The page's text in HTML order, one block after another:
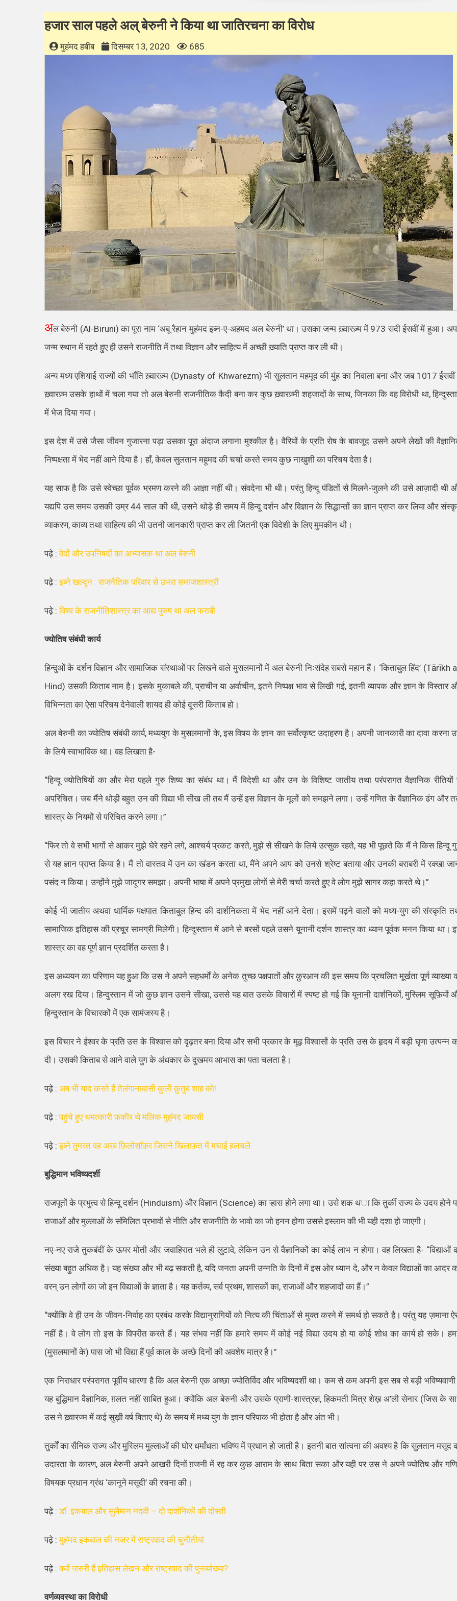
हजार साल पहले अल् बेरुनी ने किया था जातिरचना का विरोध
मुहंमद हबीब दिसम्बर 13, 2020 685
अल बेरुनी (Al-Biruni)का पूरा नाम ‘अबू रैहान मुहंमद इब्न-ए-अहमद अल बेरुनी’ था। उसका जन्म ख़्वारज़्म में 973 सदी ईसवीं में हुआ।
जन्म स्थान में रहते हुए ही उसने राजनीति में तथा विज्ञान और साहित्य में अच्छी ख़्याति प्राप्त कर ली थी।
अन्य मध्य एशियाई राज्यों की भाँति ख़्वारज़्म (Dynasty of Khwarezm)भी सुलतान महमूद की मुंह का निवाला बना और जब 1017
ख़्वारज़्म उसके हाथों में चला गया तो अल बेरुनी राजनीतिक कैदी बना कर कुछ ख़्वारज़्मी शहजादों के साथ,जिनका कि वहविरोधी था,
में भेज दिया गया।
इस देश में उसे जैसा जीवन गुजारना पड़ा उसका पूरा अंदाज लगाना मुश्कील है। वैरियों के प्रति रोषके बावजूदउसने अपने लेखों की
निष्पक्षता में भेद नहीं आने दिया है। हाँ,केवल सुलतान महूमद की चर्चा करते समय कुछनाखुशीका परिचय देता है।
यहसाफहै कि उसे स्वेच्छा पूर्वक भ्रमण करने की आज्ञा नहीं थी।संवदेनाभी थी । परंतु हिन्दू पंडितों से मिलने-जुलने की उसे आज़ादी थी
यद्यपि उस समय उसकी उम्र44 साल की थी,उसने थोड़े ही समय में हिन्दू दर्शन और विज्ञान के सिद्धान्तों का ज्ञान प्राप्त कर लिया और
व्याकरण,काव्य तथा साहित्य की भी उतनी जानकारी प्राप्त कर ली जितनी एक विदेशी के लिए मुमकीन थी।
पढ़े :वेदों और उपनिषदों का अभ्यासक था अल बेरुनी
पढ़े :इब्ने खल्दून : राजनैतिक परिवार से उभरा समाजशास्त्री
पढ़े :विश्व के राजनीतिशास्त्र का आद्य पुरुष था अल फराबी
ज्योतिष संबंधी कार्य
हिन्दुओं के दर्शन विज्ञान और सामाजिक संस्थाओं पर लिखने वाले मुसलमानों में अल बेरुनी निःसंदेह सबसेमहानहैं। ‘किताबुल हिंद’ (Tārīkh
Hind)उसकी किताब नाम है। इसके मुकाबले की,प्राचीन या अर्वाचीन,इतने निष्पक्ष भाव से लिखी गई,इतनी व्यापक और ज्ञान के विस्तार
विभिन्नता का ऐसा परिचय देनेवाली शायद ही कोई दूसरीकिताबहो।
अल बेरुनी का ज्योतिष संबंधी कार्य,मध्ययुग के मुसलमानों के,इस विषय के ज्ञान का सर्वोत्कृष्ट उदाहरण है। अपनी जानकारी का दावा करना
के लिये स्वाभाविक था। वह लिखता है-
“हिन्दू ज्योतिषियों का और मेरा पहले गुरु शिष्य का संबंध था। मैंविदेशी था और उन के विशिष्ट जातीय तथा परंपरागत वैज्ञानिक
अपरिचित। जब मैंने थोड़ी बहुत उन की विद्या भी सीख ली तब मैं उन्हें इस विज्ञान के मूलों को समझने लगा। उन्हें गणित के वैज्ञानिक ढंग और
शास्त्र के नियमों से परिचित करने लगा।”
“फिर तो वे सभी भागों से आकर मुझे घेरे रहने लगे, आश्चर्य प्रकट करते,मुझे से सीखने के लिये उत्सुक रहते,यह भी पूछते कि मैं ने किस हिन्दू
से यह ज्ञान प्राप्त किया है। मैं तो वास्तव में उन का खंडन करता था,मैंने अपनेआपको उनसे श्रेष्ट बताया और उनकी बराबरी में रक्खा
पसंद न किया। उन्होंने मुझे जादूगर समझा। अपनी भाषा में अपने प्रमुख लोगों से मेरी चर्चा करते हुए वे लोग मुझे सागर कहा करते थे।”
कोई भी जातीय अथवा धार्मिक पक्षपात किताबुल हिन्द की दार्शनिकता में भेद नहीं आने देता। इसमें पढ़ने वालों को मध्य-युग की संस्कृति
सामाजिक इतिहास की प्रचूर सामग्री मिलेगी। हिन्दुस्तान में आने से बरसोंपहले उसने यूनानी दर्शन शास्त्र का ध्यान पूर्वक मनन किया था।
शास्त्र का वह पूर्ण ज्ञान प्रदर्शित करता है।
इस अध्ययन का परिणाम यह हुआ कि उस ने अपने सहधर्मों के अनेक तुच्छ पक्षपातों और क़ुरआन कीइस समय कि प्रचलितमूर्खता पूर्ण व्याख्या
अलग रख दिया। हिन्दुस्तान में जो कुछ ज्ञान उसने सीखा,उससे यह बात उसके विचारों में स्पष्ट हो गई कि यूनानी दार्शनिकों,मुस्लिम सूफ़ियों
हिन्दुस्तान के विचारकों में एक सामंजस्य है।
इस विचार ने ईश्वर के प्रति उस के विश्वास को दृढ़तर बना दिया और सभी प्रकार के मूढ़ विश्वासों के प्रति उस के हृदय में बड़ी घृणा उत्पन्न
दी। उसकीकिताबसे आने वाले युग के अंधकार के दुखमय आभास का पता चलता है।
पढ़े : अब भी याद करते हैं तेलंगानावासी कुली क़ुतुब शाह को!
पढ़े :पहुंचे हुए चमत्कारी फकीर थे मलिक मुहंमद जायसी
पढ़े :इब्ने तुमरत वह अरब फ़िलोसॉफ़र जिसने खिलाफ़त में मचाई हलचले
बुद्धिमान भविष्यदर्शी
राजपूतों के प्रभुत्व से हिन्दू दर्शन (Hinduism)और विज्ञान (Science)काऱ्हास होने लगा था। उसेशकथाकि तुर्की राज्य के उदय होने
राजाओं और मुल्लाओं के संमिलित प्रभावों से नीति और राजनीति के भावो का जो हनन होगा उससे इस्लाम की भी यही दशा हो जाएगी।
नए-नए राजे तुकबंदीं के ऊपर मोती और जवाहिरात भले ही लुटावे,लेकिन उन से वैज्ञानिकों का कोई लाभ न होगा। वह लिखता है- “विद्याओं
संख्या बहुत अधिक है। यह संख्या और भी बढ़ सकती है,यदि जनता अपनी उन्नति के दिनों में इस ओर ध्यान दे, और न केवल विद्याओं का आदर
वरन् उन लोगों का जो इन विद्याओं के ज्ञाता है। यह कर्तव्य,सर्व प्रथम,शासकों का,राजाओं और शहजादों का हैं।”
“क्योंकि वे ही उन के जीवन-निर्वाह का प्रबंध करके विद्यानुरागियों को नित्य की चिंताओं से मुक्त करने में समर्थ हो सकते है। परंतु यह ज़माना
नहीं है। वे लोग तो इस के विपरीत करते हैं। यह संभव नहीं कि हमारे समय में कोई नई विद्या उदय हो या कोई शोध का कार्य हो सके।
(मुसलमानों के) पास जो भी विद्या हैं पूर्व काल के अच्छे दिनों की अवशेष मात्र है।”
एक निराधार परंपरागत पूर्वीय धारणा है कि अल बेरुनी एक अच्छा ज्योतिर्विद और भविष्यदर्शी था। कम से कम अपनी इस सब से बड़ी
यह बुद्धिमान वैज्ञानिक,ग़लत नहीं साबित हुआ। क्योंकि अल बेरुनी और उसके प्राणी-शास्त्रज्ञ,हिकमती मित्र शेख़ अ’ली सेनार (जिस के
उस ने ख़्वारज्म में कई सुख़ी वर्ष बिताए थे) के समय में मध्य युग के ज्ञान परिपाक भी होता है और अंत भी।
तुर्कों का सैनिक राज्य और मुस्लिम मुल्लाओं की घोर धर्मांधता भविष्य में प्रधान हो जाती है। इतनी बात सांत्वना की अवश्य है कि सुलतान मसूद
उदारता के कारण,अल बेरुनी अपने आखरी दिनोंग़जनी में रह कर कुछ आराम के साथ बिता सका और यही पर उस ने अपने ज्योतिष और
विषयक प्रधान ग्रंथ ‘कानूने मसूदी’की रचना की।
पढ़े :डॉ. इकबाल और सुलैमान नदवी – दो दार्शनिकों की दोस्ती
पढ़े :मुहंमद इकबाल की नजर में राष्ट्रवाद की चुनौतीयां
पढ़े :क्यों जरुरी हैं इतिहास लेखन और राष्ट्रवाद की पुनर्व्याख्या?
वर्णव्यवस्था का विरोधी